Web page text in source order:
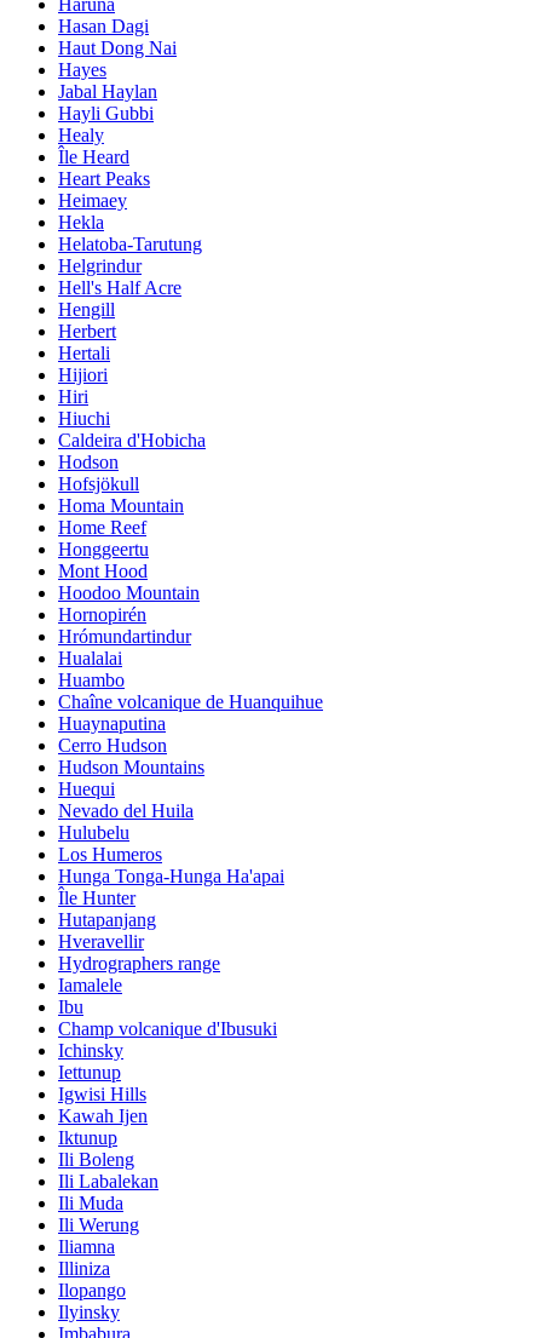
Hasan Dagi
Haut Dong Nai
Hayes
Jabal Haylan
Hayli Gubbi
Healy
Île Heard
Heart Peaks
Heimaey
Hekla
Helatoba-Tarutung
Helgrindur
Hell's Half Acre
Hengill
Herbert
Hertali
Hijiori
Hiri
Hiuchi
Caldeira d'Hobicha
Hodson
Hofsjökull
Homa Mountain
Home Reef
Honggeertu
Mont Hood
Hoodoo Mountain
Hornopirén
Hrómundartindur
Hualalai
Huambo
Chaîne volcanique de Huanquihue
Huaynaputina
Cerro Hudson
Hudson Mountains
Huequi
Nevado del Huila
Hulubelu
Los Humeros
Hunga Tonga-Hunga Ha'apai
Île Hunter
Hutapanjang
Hveravellir
Hydrographers range
Iamalele
Ibu
Champ volcanique d'Ibusuki
Ichinsky
Iettunup
Igwisi Hills
Kawah Ijen
Iktunup
Ili Boleng
Ili Labalekan
Ili Muda
Ili Werung
Iliamna
Illiniza
Ilopango
Ilyinsky
Imbabura